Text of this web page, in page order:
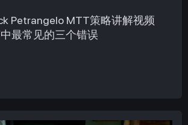
Petrangelo MTT策略讲解视频
最常见的三个错误